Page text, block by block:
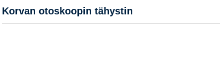
Korvan otoskoopin tähystin